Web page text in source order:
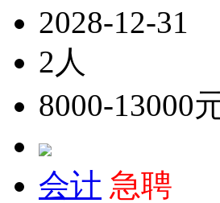
2028-12-31
2人
8000-13000
会计 急聘